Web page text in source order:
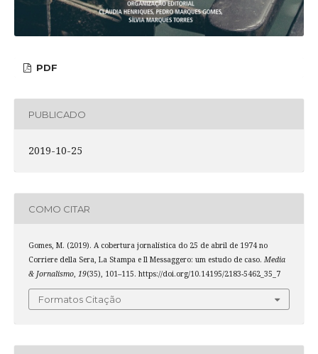
PDF
PUBLICADO
2019-10-25
COMO CITAR
Gomes, M. (2019). A cobertura jornalística do 25 de abril de 1974 no
Corriere della Sera, La Stampa e Il Messaggero: um estudo de caso. Media
& Jornalismo, 19(35), 101–115. https://doi.org/10.14195/2183-5462_35_7
Formatos Citação